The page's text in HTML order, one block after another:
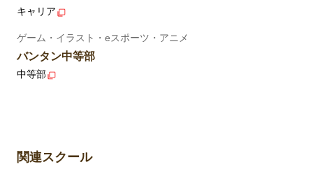
キャリア
ゲーム・イラスト・eスポーツ・アニメ
バンタン中等部
中等部
関連スクール